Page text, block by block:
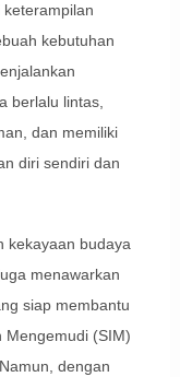
kebutuhan
berlalu lintas,
dan memiliki
diri sendiri dan
kekayaan budaya
menawarkan
siap membantu
Mengemudi (SIM)
dengan